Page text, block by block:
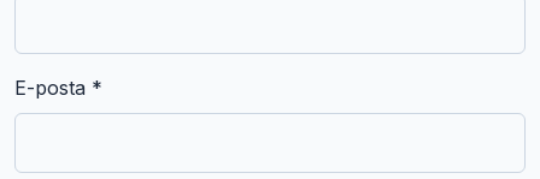
E-posta *